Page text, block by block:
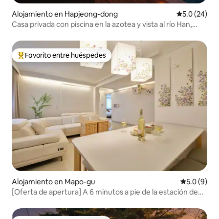
Alojamiento en Hapjeong-dong Calificación
5.0 (24)
Casa privada con piscina en la azotea y vista al río Han,
Favorito entre huéspedes preferido
Favorito entre huéspedes
Alojamiento en Mapo-gu
5.0 (9)
[Oferta de apertura] A 6 minutos a pie de la estación de
con una amplia sala de estar para 11 personas / 7 camas /